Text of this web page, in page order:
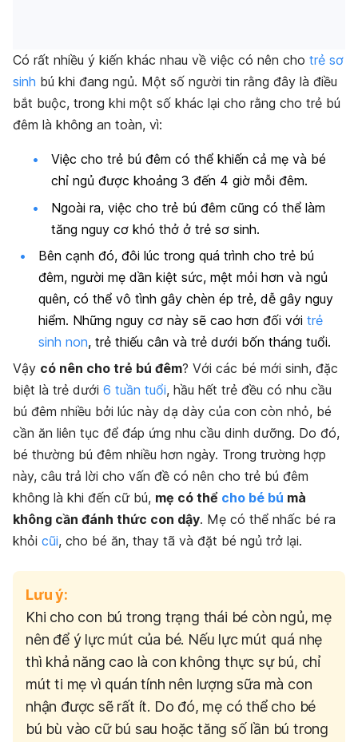
Có rất nhiều ý kiến ​​khác nhau về việc có nên cho trẻ sơ
sinh bú khi đang ngủ. Một số người tin rằng đây là điều
bắt buộc, trong khi một số khác lại cho rằng cho trẻ bú
đêm là không an toàn, vì:
Việc cho trẻ bú đêm có thể khiến cả mẹ và bé
chỉ ngủ được khoảng 3 đến 4 giờ mỗi đêm.
Ngoài ra, việc cho trẻ bú đêm cũng có thể làm
tăng nguy cơ khó thở ở trẻ sơ sinh.
Bên cạnh đó, đôi lúc trong quá trình cho trẻ bú
đêm, người mẹ dần kiệt sức, mệt mỏi hơn và ngủ
quên, có thể vô tình gây chèn ép trẻ, dễ gây nguy
hiểm. Những nguy cơ này sẽ cao hơn đối với trẻ
sinh non, trẻ thiếu cân và trẻ dưới bốn tháng tuổi.
Vậy có nên cho trẻ bú đêm? Với các bé mới sinh, đặc
biệt là trẻ dưới 6 tuần tuổi, hầu hết trẻ đều có nhu cầu
bú đêm nhiều bởi lúc này dạ dày của con còn nhỏ, bé
cần ăn liên tục để đáp ứng nhu cầu dinh dưỡng. Do đó,
bé thường bú đêm nhiều hơn ngày. Trong trường hợp
này, câu trả lời cho vấn đề có nên cho trẻ bú đêm
không là khi đến cữ bú, mẹ có thể cho bé bú mà
không cần đánh thức con dậy. Mẹ có thể nhấc bé ra
khỏi cũi, cho bé ăn, thay tã và đặt bé ngủ trở lại.
Lưu ý:
Khi cho con bú trong trạng thái bé còn ngủ, mẹ
nên để ý lực mút của bé. Nếu lực mút quá nhẹ
thì khả năng cao là con không thực sự bú, chỉ
mút ti mẹ vì quán tính nên lượng sữa mà con
nhận được sẽ rất ít. Do đó, mẹ có thể cho bé
bú bù vào cữ bú sau hoặc tăng số lần bú trong